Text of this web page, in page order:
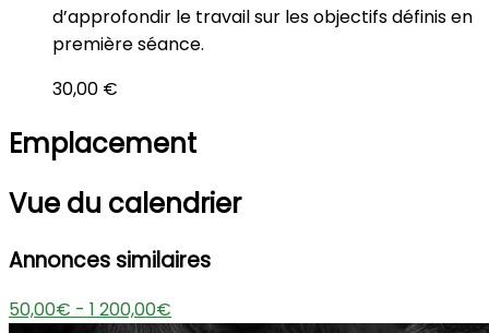
d’approfondir le travail sur les objectifs définis en
première séance.
30,00 €
Emplacement
Vue du calendrier
Annonces similaires
50,00€ - 1 200,00€